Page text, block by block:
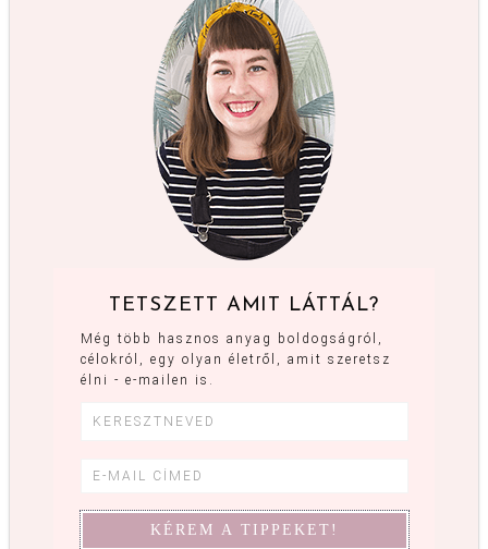
TETSZETT AMIT LÁTTÁL?
Még több hasznos anyag boldogságról,
célokról, egy olyan életről, amit szeretsz
élni - e-mailen is.